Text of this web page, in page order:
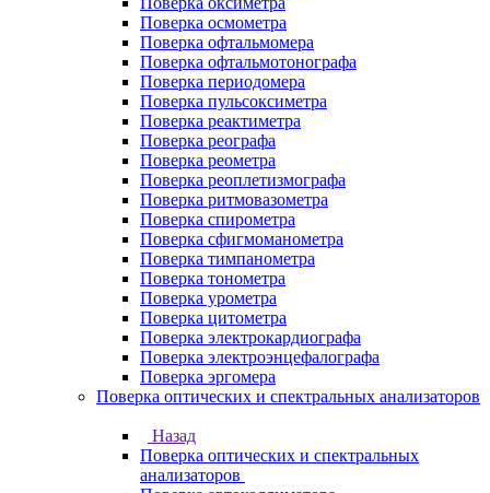
Поверка осмометра
Поверка офтальмомера
Поверка офтальмотонографа
Поверка периодомера
Поверка пульсоксиметра
Поверка реактиметра
Поверка реографа
Поверка реометра
Поверка реоплетизмографа
Поверка ритмовазометра
Поверка спирометра
Поверка сфигмоманометра
Поверка тимпанометра
Поверка тонометра
Поверка урометра
Поверка цитометра
Поверка электрокардиографа
Поверка электроэнцефалографа
Поверка эргомера
Поверка оптических и спектральных анализаторов
Назад
Поверка оптических и спектральных
анализаторов